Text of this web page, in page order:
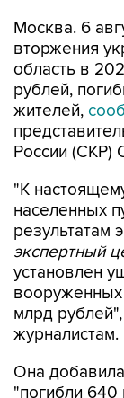
Москва. 6
вторжения
область в
рублей,
жителей,
России (СКР)
"К
населенных
результатам
экспертный
установлен
млрд
журналистам.
Она
"погибли 640